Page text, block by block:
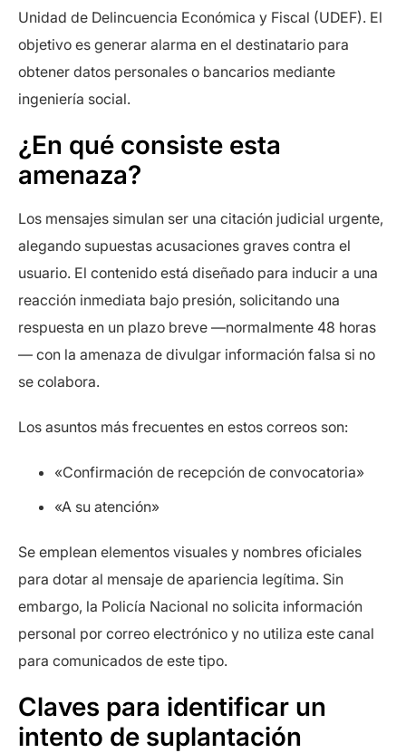
Unidad de Delincuencia Económica y Fiscal (UDEF). El
objetivo es generar alarma en el destinatario para
obtener datos personales o bancarios mediante
ingeniería social.
¿En qué consiste esta
amenaza?
Los mensajes simulan ser una citación judicial urgente,
alegando supuestas acusaciones graves contra el
usuario. El contenido está diseñado para inducir a una
reacción inmediata bajo presión, solicitando una
respuesta en un plazo breve —normalmente 48 horas
— con la amenaza de divulgar información falsa si no
se colabora.
Los asuntos más frecuentes en estos correos son:
«Confirmación de recepción de convocatoria»
«A su atención»
Se emplean elementos visuales y nombres oficiales
para dotar al mensaje de apariencia legítima. Sin
embargo, la Policía Nacional no solicita información
personal por correo electrónico y no utiliza este canal
para comunicados de este tipo.
Claves para identificar un
intento de suplantación